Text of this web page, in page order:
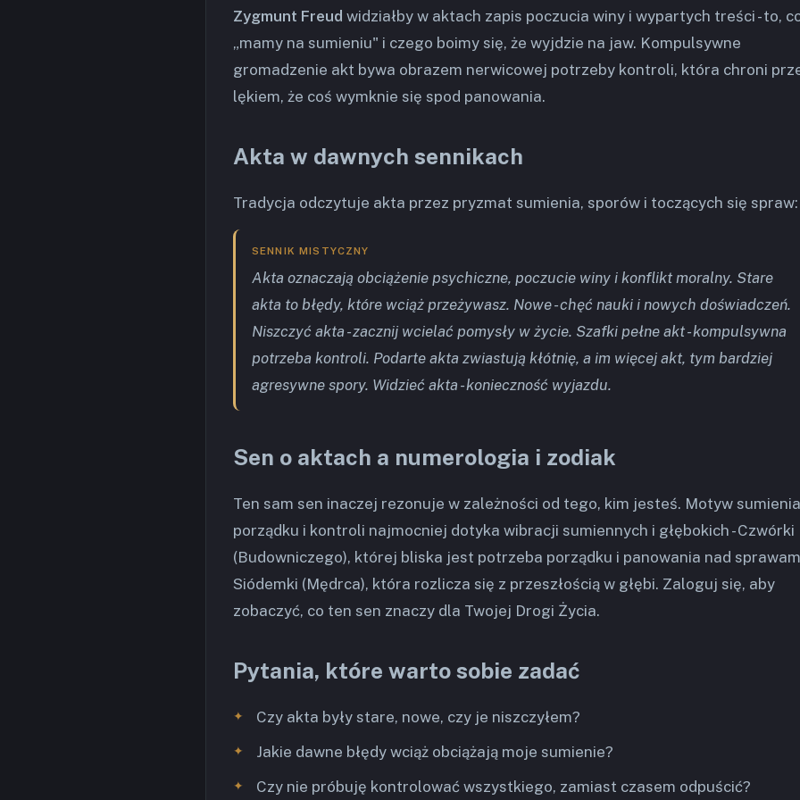
Zygmunt Freud widziałby w aktach zapis poczucia winy i wypartych treści - to,
„mamy na sumieniu" i czego boimy się, że wyjdzie na jaw. Kompulsywne
gromadzenie akt bywa obrazem nerwicowej potrzeby kontroli, która chroni
lękiem, że coś wymknie się spod panowania.
Akta w dawnych sennikach
Tradycja odczytuje akta przez pryzmat sumienia, sporów i toczących się spraw:
SENNIK MISTYCZNY
Akta oznaczają obciążenie psychiczne, poczucie winy i konflikt moralny. Stare
akta to błędy, które wciąż przeżywasz. Nowe - chęć nauki i nowych doświadczeń.
Niszczyć akta - zacznij wcielać pomysły w życie. Szafki pełne akt - kompulsywna
potrzeba kontroli. Podarte akta zwiastują kłótnię, a im więcej akt, tym bardziej
agresywne spory. Widzieć akta - konieczność wyjazdu.
Sen o aktach a numerologia i zodiak
Ten sam sen inaczej rezonuje w zależności od tego, kim jesteś. Motyw
porządku i kontroli najmocniej dotyka wibracji sumiennych i głębokich - Czwórki
(Budowniczego), której bliska jest potrzeba porządku i panowania nad
Siódemki (Mędrca), która rozlicza się z przeszłością w głębi. Zaloguj się, aby
zobaczyć, co ten sen znaczy dla Twojej Drogi Życia.
Pytania, które warto sobie zadać
Czy akta były stare, nowe, czy je niszczyłem?
Jakie dawne błędy wciąż obciążają moje sumienie?
Czy nie próbuję kontrolować wszystkiego, zamiast czasem odpuścić?